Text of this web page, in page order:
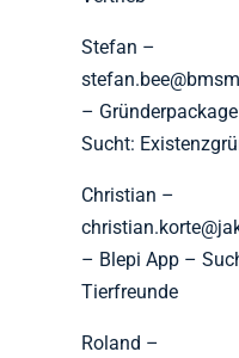
Stefan –
–
Sucht:
Christian –
– Blepi App –
Tierfreunde
Roland –